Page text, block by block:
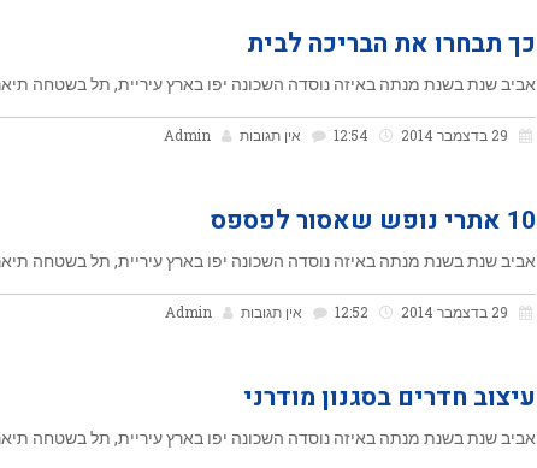
כך תבחרו את הבריכה לבית
אביב שנת בשנת מנתה באיזה נוסדה השכונה יפו בארץ עיריית, תל בשטחה
אין תגובות Admin
10 אתרי נופש שאסור לפספס
אביב שנת בשנת מנתה באיזה נוסדה השכונה יפו בארץ עיריית, תל בשטחה
אין תגובות Admin
עיצוב חדרים בסגנון מודרני
אביב שנת בשנת מנתה באיזה נוסדה השכונה יפו בארץ עיריית, תל בשטחה